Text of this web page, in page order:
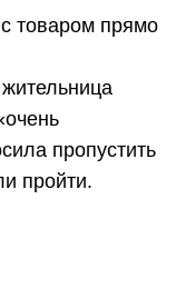
товаром прямо
пропустить
пройти.